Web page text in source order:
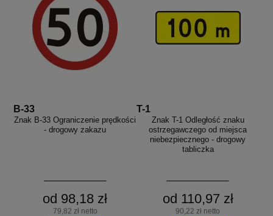
B-33
Znak B-33 Ograniczenie prędkości
- drogowy zakazu
od 98,18 zł
79,82 zł netto
T-1
Znak T-1 Odległość znaku
ostrzegawczego od miejsca
niebezpiecznego - drogowy
tabliczka
od 110,97 zł
90,22 zł netto